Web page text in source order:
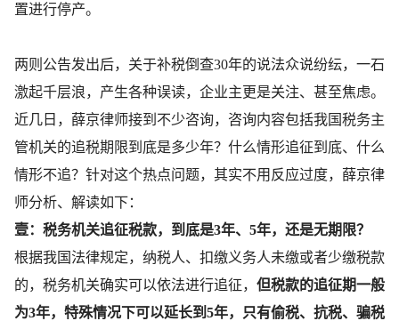
置进行停产。
两则公告发出后，关于补税倒查30年的说法众说纷纭，一石
激起千层浪，产生各种误读，企业主更是关注、甚至焦虑。
近几日，薛京律师接到不少咨询，咨询内容包括我国税务主
管机关的追税期限到底是多少年？什么情形追征到底、什么
情形不追？针对这个热点问题，其实不用反应过度，薛京律
师分析、解读如下：
壹： 税务机关追征税款，到底是3年、5年，还是无期限？
根据我国法律规定，纳税人、扣缴义务人未缴或者少缴税款
的，税务机关确实可以依法进行追征， 但税款的追征期一般
为3年，特殊情况下可以延长到5年，只有偷税、抗税、骗税